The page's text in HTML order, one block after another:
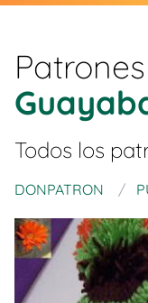
Todos los
DONPATRON